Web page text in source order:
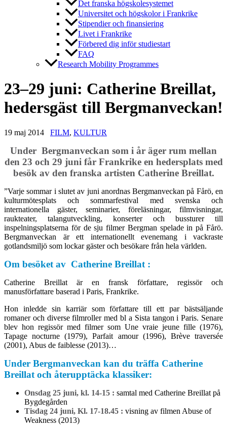
Det franska högskolesystemet
Universitet och högskolor i Frankrike
Stipendier och finansiering
Livet i Frankrike
Förbered dig inför studiestart
FAQ
Research Mobility Programmes
23–29 juni: Catherine Breillat,
hedersgäst till Bergmanveckan!
19 maj 2014 FILM, KULTUR
Under Bergmanveckan som i år äger rum mellan
den 23 och 29 juni får Frankrike en hedersplats med
besök av den franska artisten Catherine Breillat.
”Varje sommar i slutet av juni anordnas Bergmanveckan på Fårö, en
kulturmötesplats och sommarfestival med svenska och
internationella gäster, seminarier, föreläsningar, filmvisningar,
raukteater, talangutveckling, konserter och bussturer till
inspelningsplatserna för de sju filmer Bergman spelade in på Fårö.
Bergmanveckan är ett internationellt evenemang i vackraste
gotlandsmiljö som lockar gäster och besökare från hela världen.
Om besöket av Catherine Breillat :
Catherine Breillat är en fransk författare, regissör och
manusförfattare baserad i Paris, Frankrike.
Hon inledde sin karriär som författare till ett par bästsäljande
romaner och diverse filmroller med bl a Sista tangon i Paris. Senare
blev hon regissör med filmer som Une vraie jeune fille (1976),
Tapage nocturne (1979), Parfait amour (1996), Brève traversée
(2001), Abus de faiblesse (2013)…
Under Bergmanveckan kan du träffa Catherine
Breillat och återupptäcka klassiker:
Onsdag 25 juni, kl. 14-15 : samtal med Catherine Breillat på
Bygdegården
Tisdag 24 juni, Kl. 17-18.45 : visning av filmen Abuse of
Weakness (2013)